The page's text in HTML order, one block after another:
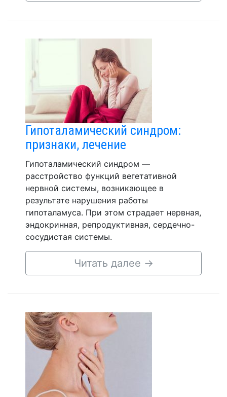
Гипоталамический синдром:
признаки, лечение
Гипоталамический синдром —
расстройство функций вегетативной
нервной системы, возникающее в
результате нарушения работы
гипоталамуса. При этом страдает нервная,
эндокринная, репродуктивная, сердечно-
сосудистая системы.
Читать далее →